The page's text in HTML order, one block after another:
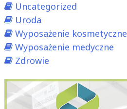
Uncategorized
Uroda
Wyposażenie kosmetyczne
Wyposażenie medyczne
Zdrowie